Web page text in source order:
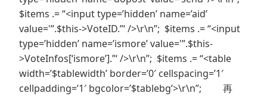
$items .= “<input type=’hidden’ name=’aid’
value='”.$this->VoteID.”‘ />\r\n”; $items .= “<input
type=’hidden’ name=’ismore’ value='”.$this-
>VoteInfos[‘ismore’].”‘ />\r\n”; $items .= “<table
width=’$tablewidth’ border=’0′ cellspacing=’1′
cellpadding=’1′ bgcolor=’$tablebg’>\r\n”; 再